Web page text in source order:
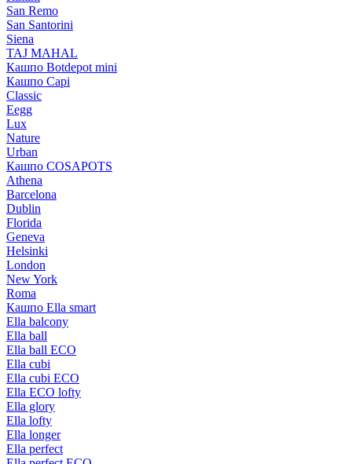
San Remo
San Santorini
Siena
TAJ MAHAL
Кашпо Botdepot mini
Кашпо Capi
Classic
Eegg
Lux
Nature
Urban
Кашпо COSAPOTS
Athena
Barcelona
Dublin
Florida
Geneva
Helsinki
London
New York
Roma
Кашпо Ella smart
Ella balcony
Ella ball
Ella ball ECO
Ella cubi
Ella cubi ECO
Ella ECO lofty
Ella glory
Ella lofty
Ella longer
Ella perfect